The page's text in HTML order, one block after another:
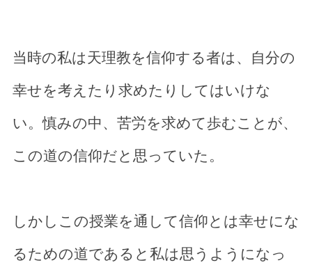
当時の私は天理教を信仰する者は、自分の
幸せを考えたり求めたりしてはいけな
い。慎みの中、苦労を求めて歩むことが、
この道の信仰だと思っていた。
しかしこの授業を通して信仰とは幸せにな
るための道であると私は思うようになっ